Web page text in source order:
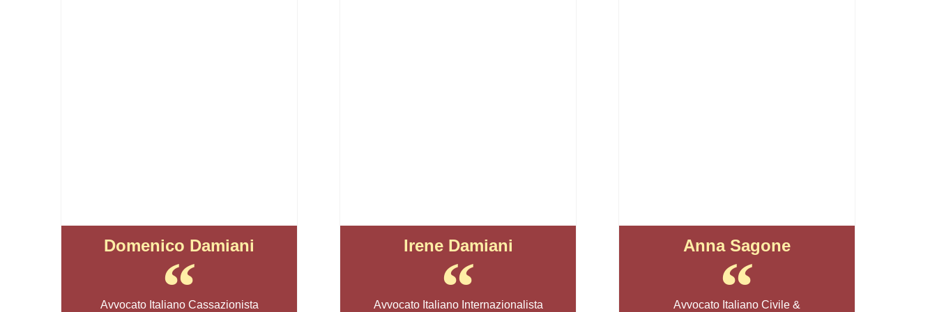
Domenico Damiani
Avvocato Italiano Cassazionista
Irene Damiani
Avvocato Italiano Internazionalista
Anna Sagone
Avvocato Italiano Civile &